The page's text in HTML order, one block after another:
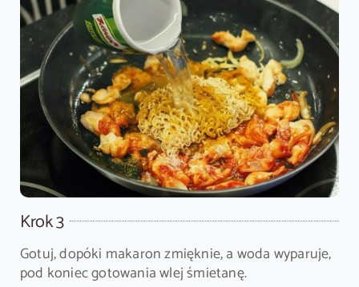
Krok 3
Gotuj, dopóki makaron zmięknie, a woda wyparuje,
pod koniec gotowania wlej śmietanę.